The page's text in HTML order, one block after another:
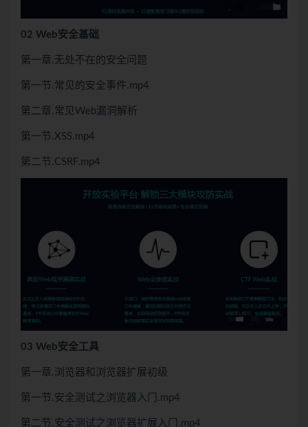
02 Web安全基础
第一章.无处不在的安全问题
第一节.常见的安全事件.mp4
第二章.常见Web漏洞解析
第一节.XSS.mp4
第二节.CSRF.mp4
03 Web安全工具
第一章.浏览器和浏览器扩展初级
第一节.安全测试之浏览器入门.mp4
第二节.安全测试之浏览器扩展入门.mp4